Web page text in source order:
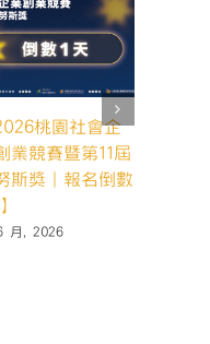
桃園社會企
業競賽暨第11屆
斯獎｜報名倒數
月, 2026